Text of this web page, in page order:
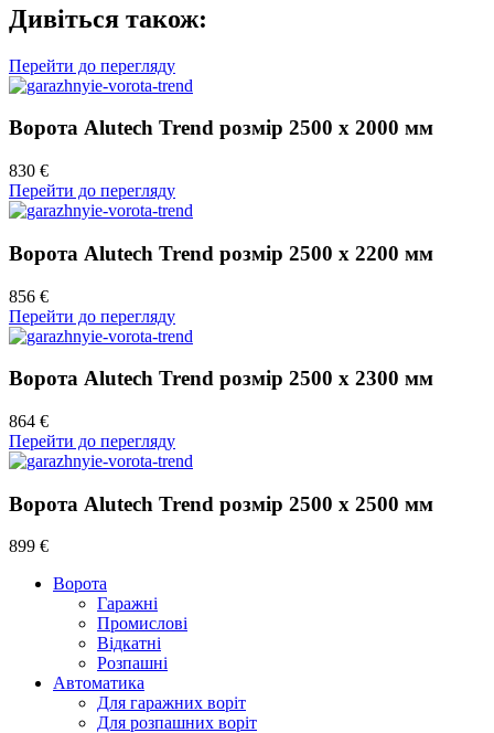
Дивіться також:
Перейти до перегляду
Ворота Alutech Trend розмір 2500 х 2000 мм
830 €
Перейти до перегляду
Ворота Alutech Trend розмір 2500 х 2200 мм
856 €
Перейти до перегляду
Ворота Alutech Trend розмір 2500 х 2300 мм
864 €
Перейти до перегляду
Ворота Alutech Trend розмір 2500 х 2500 мм
899 €
Ворота
Гаражні
Промислові
Відкатні
Розпашні
Автоматика
Для гаражних воріт
Для розпашних воріт